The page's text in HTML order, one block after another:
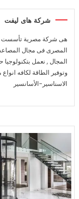
شركة هاى ليفت
المصرى فى مجال المصاعد
المجال , نعمل بتكنولوجيا
وتوفير الطاقة لكافه
الاسناسير-الأسانسير